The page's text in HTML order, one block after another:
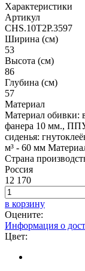
Характеристики
Артикул
CHS.10T2P.3597
Ширина (см)
53
Высота (см)
86
Глубина (см)
57
Материал
Материал обивки:
фанера 10 мм.,
сиденья:
м³ - 60 мм
Страна
Россия
12 170
в корзину
Оцените:
Информация о
Цвет: